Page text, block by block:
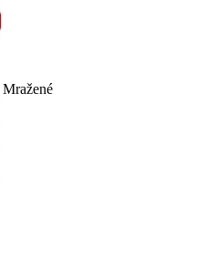
Mražené